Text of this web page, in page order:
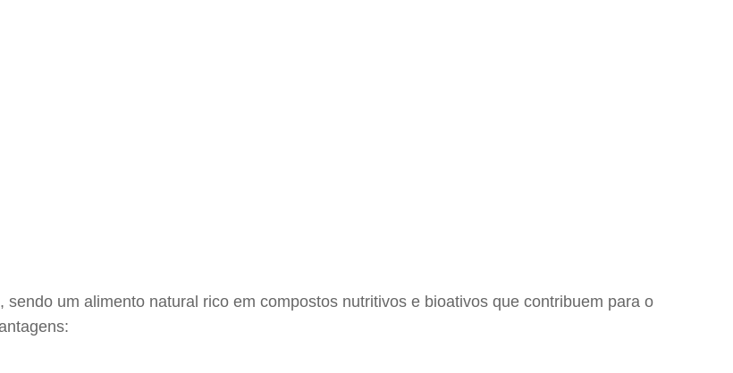
um alimento natural rico em compostos nutritivos e bioativos que contribuem para o